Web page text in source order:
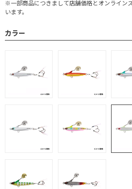
※一部商品につきまして店舗価格とオンライン
います。
カラー